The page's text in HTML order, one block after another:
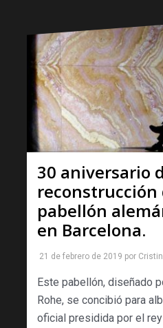
30 aniversario
reconstrucción
pabellón
en Barcelona.
21 de febrero de 2019 por
Este pabellón, diseñado
Rohe, se concibió para
oficial presidida por el